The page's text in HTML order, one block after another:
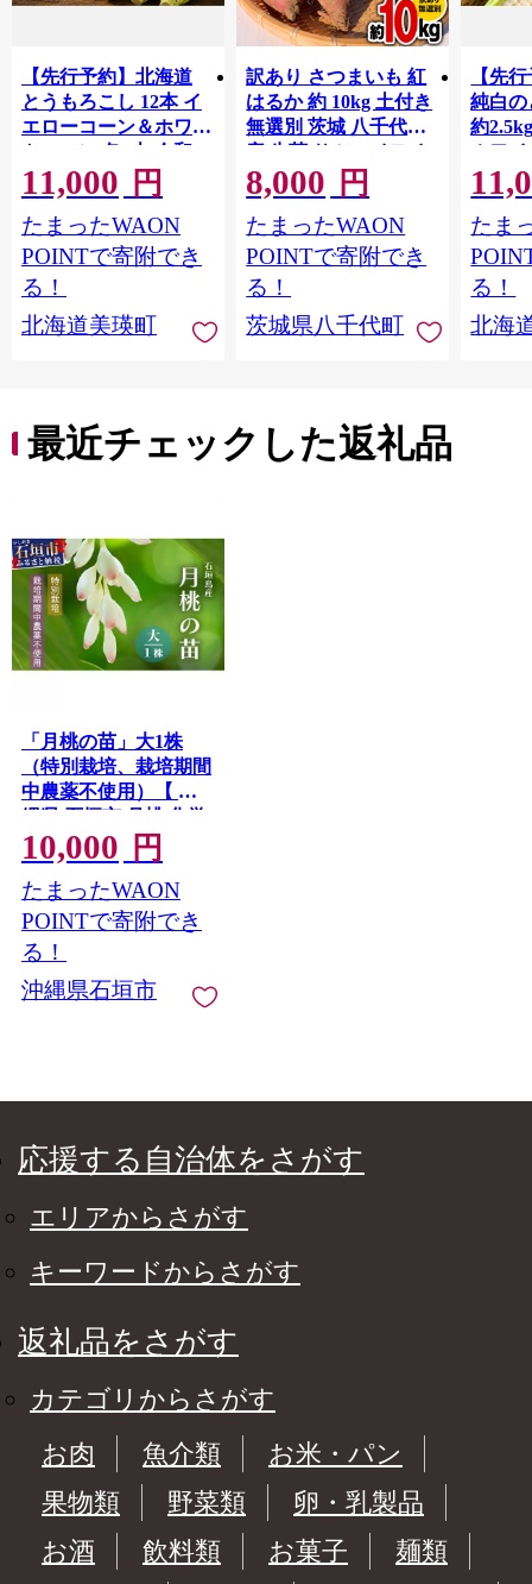
【先行予約】北海道
とうもろこし 12本 イ
エローコーン＆ホワイ
トコーン 各6本 令和8
年産 おおとり｜スイ
ートコーン 朝採れ 朝
もぎ 新鮮 トウモロコ
シ コーン 美瑛町 美瑛
びえい [011-67]
11,000 円
たまったWAON
POINTで寄附でき
る！
北海道美瑛町
訳あり さつまいも 紅
はるか 約 10kg 土付き
無選別 茨城 八千代町
産 生芋 サツマイモ さ
つま芋 焼き芋 やきい
も 芋 イモ 野菜 不揃い
規格外 長期熟成 おや
つ デザート 秋 旬 農家
直送 【 先行予約 2026
年10月下旬以降発送
】 [AX010ya]
8,000 円
たまったWAON
POINTで寄附でき
る！
茨城県八千代町
【先
純白の
約
ホワ
め ラ
ろこし
トコ
いとう
道 白
イーツ
ろこし
たま
る！
北海
最近チェックした返礼品
「月桃の苗」大1株
（特別栽培、栽培期間
中農薬不使用）【 沖
縄県 石垣市 月桃 化学
肥料不使用 苗 】OI-14
10,000 円
たまったWAON
POINTで寄附でき
る！
沖縄県石垣市
応援する自治体をさがす
エリアからさがす
キーワードからさがす
返礼品をさがす
カテゴリからさがす
お肉
魚介類
お米・パン
果物類
野菜類
卵・乳製品
お酒
飲料類 お菓子
麺類